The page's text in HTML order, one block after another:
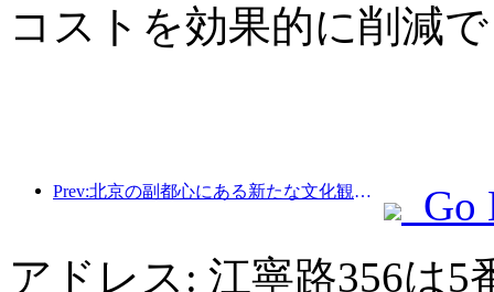
コストを効果的に削減
Prev:北京の副都心にある新たな文化観光ランドマーク、ピナクルパークが今年正式にオープンする。
Go
アドレス: 江寧路356は